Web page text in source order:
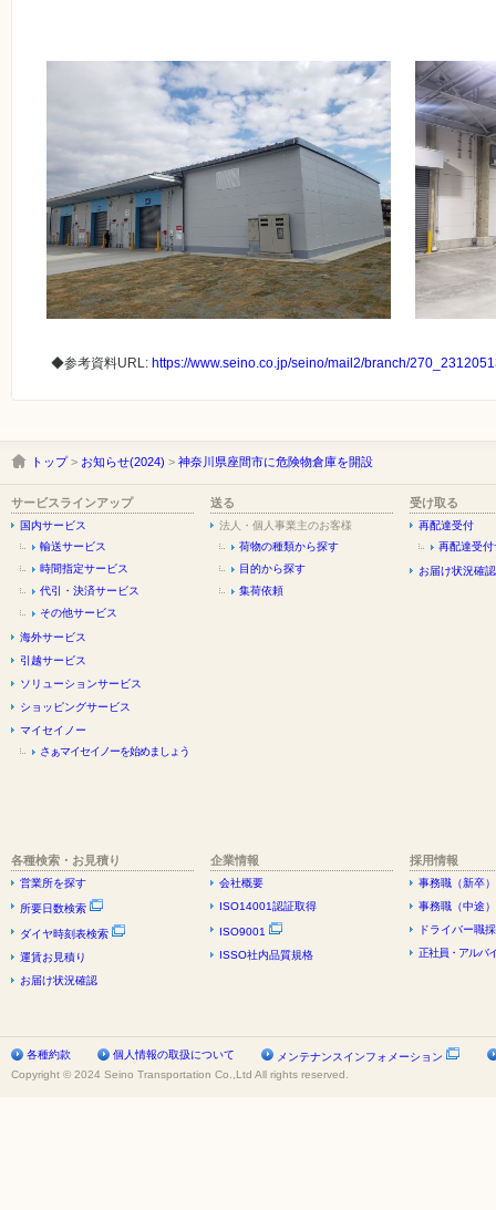
◆参考資料URL: https://www.seino.co.jp/seino/mail2/branch/
トップ> お知らせ(2024) > 神奈川県座間市に危険物倉庫を開設
サービスラインアップ
国内サービス
輸送サービス
時間指定サービス
代引・決済サービス
その他サービス
海外サービス
引越サービス
ソリューションサービス
ショッピングサービス
マイセイノー
さぁマイセイノーを始めましょう
送る
法人・個人事業主のお客様
荷物の種類から探す
目的から探す
集荷依頼
受け取る
再配達受付
再配達受
お届け状況確認
各種検索・お見積り
営業所を探す
所要日数検索
ダイヤ時刻表検索
運賃お見積り
お届け状況確認
企業情報
会社概要
ISO14001認証取得
ISO9001
ISSO社内品質規格
採用情報
事務職（新卒
事務職（中途
ドライバー職
正社員・アルバ
各種約款 個人情報の取扱について
メンテナンスインフォメーション
Copyright © 2024 Seino Transportation Co.,Ltd All rights reserved.